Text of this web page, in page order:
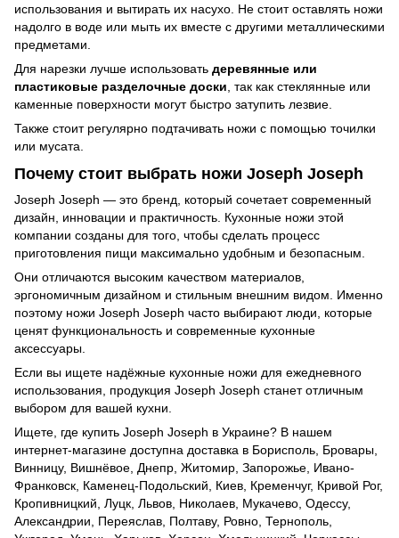
использования и вытирать их насухо. Не стоит оставлять ножи
надолго в воде или мыть их вместе с другими металлическими
предметами.
Для нарезки лучше использовать деревянные или
пластиковые разделочные доски , так как стеклянные или
каменные поверхности могут быстро затупить лезвие.
Также стоит регулярно подтачивать ножи с помощью точилки
или мусата.
Почему стоит выбрать ножи Joseph Joseph
Joseph Joseph — это бренд, который сочетает современный
дизайн, инновации и практичность. Кухонные ножи этой
компании созданы для того, чтобы сделать процесс
приготовления пищи максимально удобным и безопасным.
Они отличаются высоким качеством материалов,
эргономичным дизайном и стильным внешним видом. Именно
поэтому ножи Joseph Joseph часто выбирают люди, которые
ценят функциональность и современные кухонные
аксессуары.
Если вы ищете надёжные кухонные ножи для ежедневного
использования, продукция Joseph Joseph станет отличным
выбором для вашей кухни.
Ищете, где купить Joseph Joseph в Украине? В нашем
интернет-магазине доступна доставка в Борисполь, Бровары,
Винницу, Вишнёвое, Днепр, Житомир, Запорожье, Ивано-
Франковск, Каменец-Подольский, Киев, Кременчуг, Кривой Рог,
Кропивницкий, Луцк, Львов, Николаев, Мукачево, Одессу,
Александрии, Переяслав, Полтаву, Ровно, Тернополь,